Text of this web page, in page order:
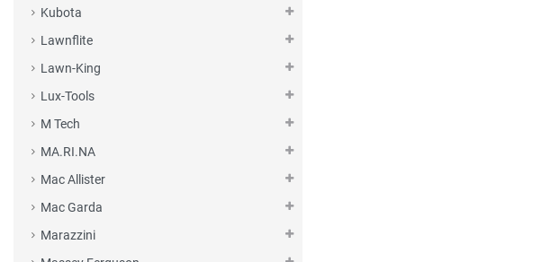
Kubota
Lawnflite
Lawn-King
Lux-Tools
M Tech
MA.RI.NA
Mac Allister
Mac Garda
Marazzini